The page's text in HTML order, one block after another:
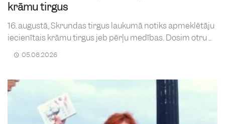
krāmu tirgus
16. augustā, Skrundas tirgus laukumā notiks apmeklētāju
iecienītais krāmu tirgus jeb pērļu medības. Dosim otru ...
05.08.2026